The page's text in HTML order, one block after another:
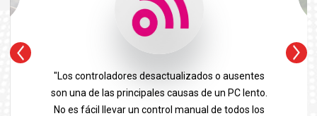
"Los controladores desactualizados o ausentes
son una de las principales causas de un PC lento.
No es fácil llevar un control manual de todos los